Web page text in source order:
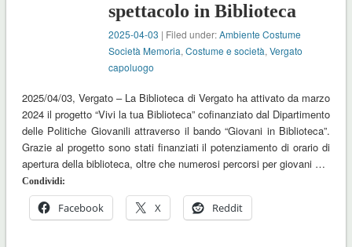
spettacolo in Biblioteca
2025-04-03 | Filed under:Ambiente Costume
Società Memoria,Costume e società,Vergato
capoluogo
2025/04/03, Vergato – La Biblioteca di Vergato ha attivato da marzo
2024 il progetto “Vivi la tua Biblioteca” cofinanziato dal Dipartimento
delle Politiche Giovanili attraverso il bando “Giovani in Biblioteca”.
Grazie al progetto sono stati finanziati il potenziamento di orario di
apertura della biblioteca, oltre che numerosi percorsi per giovani …
Condividi:
Facebook X Reddit